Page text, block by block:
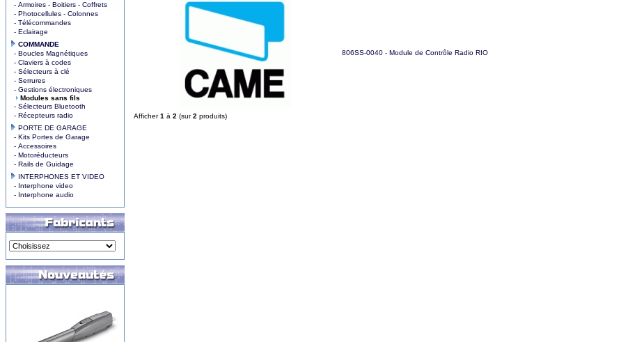
- Armoires - Boitiers - Coffrets
- Photocellules - Colonnes
- Télécommandes
- Eclairage
COMMANDE
- Boucles Magnétiques
- Claviers à codes
- Sélecteurs à clé
- Serrures
- Gestions électroniques
Modules sans fils
- Sélecteurs Bluetooth
- Récepteurs radio
PORTE DE GARAGE
- Kits Portes de Garage
- Accessoires
- Motoréducteurs
- Rails de Guidage
INTERPHONES ET VIDEO
- Interphone video
- Interphone audio
806SS-0040 - Module de Contrôle Radio RIO
Afficher1 à 2 (sur2 produits)